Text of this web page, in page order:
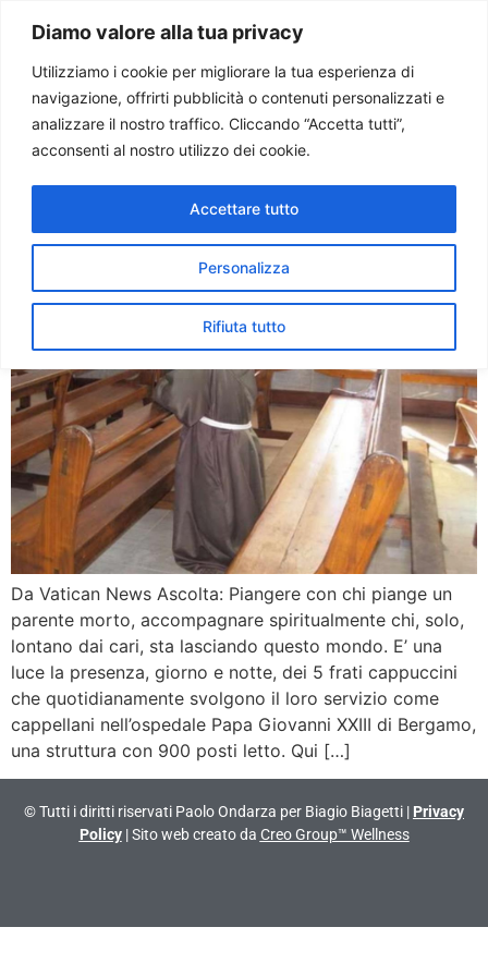
Diamo valore alla tua privacy
Utilizziamo i cookie per migliorare la tua esperienza di
navigazione, offrirti pubblicità o contenuti personalizzati e
analizzare il nostro traffico. Cliccando “Accetta tutti”,
acconsenti al nostro utilizzo dei cookie.
Personalizza
Rifiuta tutto
Accettare tutto
Paolo Ondarza
Tag:fra aquilino
Coronavirus. Fra Aquilino:
prego con chi muore da solo
Da Vatican News Ascolta: Piangere con chi piange un
parente morto, accompagnare spiritualmente chi, solo,
lontano dai cari, sta lasciando questo mondo. E’ una
luce la presenza, giorno e notte, dei 5 frati cappuccini
che quotidianamente svolgono il loro servizio come
cappellani nell’ospedale Papa Giovanni XXIII di Bergamo,
una struttura con 900 posti letto. Qui […]
© Tutti i diritti riservati Paolo Ondarza per Biagio Biagetti | Privacy
Policy| Sito web creato da Creo Group™ Wellness